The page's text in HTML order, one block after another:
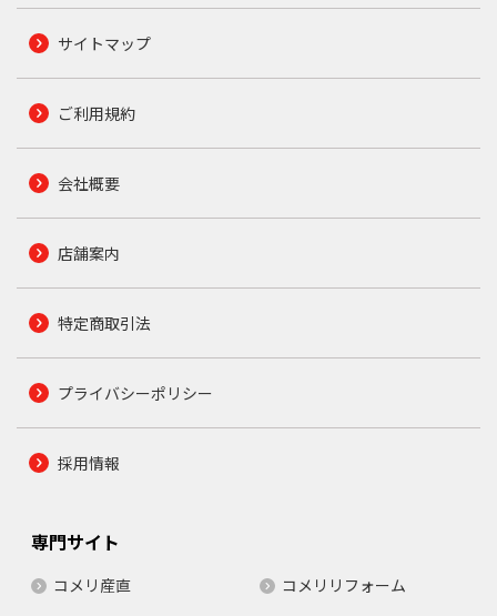
サイトマップ
ご利用規約
会社概要
店舗案内
特定商取引法
プライバシーポリシー
採用情報
専門サイト
コメリ産直 コメリリフォーム